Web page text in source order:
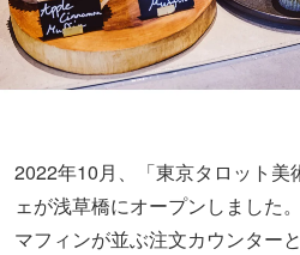
2022年10月、「東京タロット美
ェが浅草橋にオープンしました
マフィンが並ぶ注文カウンター